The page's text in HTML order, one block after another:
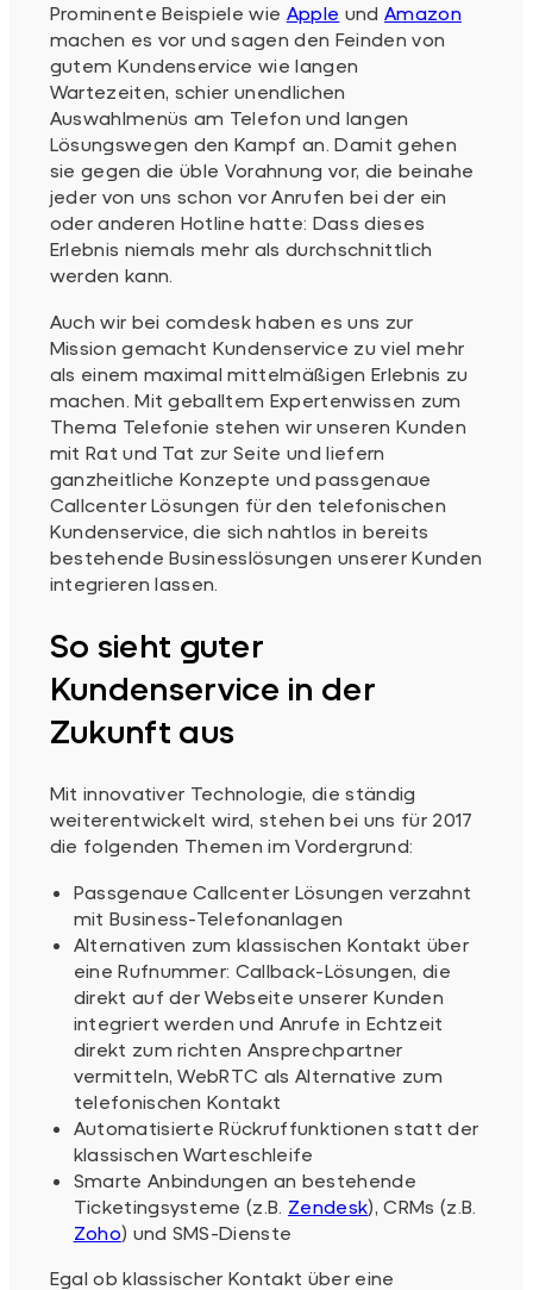
Prominente Beispiele wie Apple und Amazon
machen es vor und sagen den Feinden von
gutem Kundenservice wie langen
Wartezeiten, schier unendlichen
Auswahlmenüs am Telefon und langen
Lösungswegen den Kampf an. Damit gehen
sie gegen die üble Vorahnung vor, die beinahe
jeder von uns schon vor Anrufen bei der ein
oder anderen Hotline hatte: Dass dieses
Erlebnis niemals mehr als durchschnittlich
werden kann.
Auch wir bei comdesk haben es uns zur
Mission gemacht Kundenservice zu viel mehr
als einem maximal mittelmäßigen Erlebnis zu
machen. Mit geballtem Expertenwissen zum
Thema Telefonie stehen wir unseren Kunden
mit Rat und Tat zur Seite und liefern
ganzheitliche Konzepte und passgenaue
Callcenter Lösungen für den telefonischen
Kundenservice, die sich nahtlos in bereits
bestehende Businesslösungen unserer Kunden
integrieren lassen.
So sieht guter
Kundenservice in der
Zukunft aus
Mit innovativer Technologie, die ständig
weiterentwickelt wird, stehen bei uns für 2017
die folgenden Themen im Vordergrund:
Passgenaue Callcenter Lösungen verzahnt
mit Business-Telefonanlagen
Alternativen zum klassischen Kontakt über
eine Rufnummer: Callback-Lösungen, die
direkt auf der Webseite unserer Kunden
integriert werden und Anrufe in Echtzeit
direkt zum richten Ansprechpartner
vermitteln, WebRTC als Alternative zum
telefonischen Kontakt
Automatisierte Rückruffunktionen statt der
klassischen Warteschleife
Smarte Anbindungen an bestehende
Ticketingsysteme (z.B. Zendesk), CRMs (z.B.
Zoho) und SMS-Dienste
Egal ob klassischer Kontakt über eine